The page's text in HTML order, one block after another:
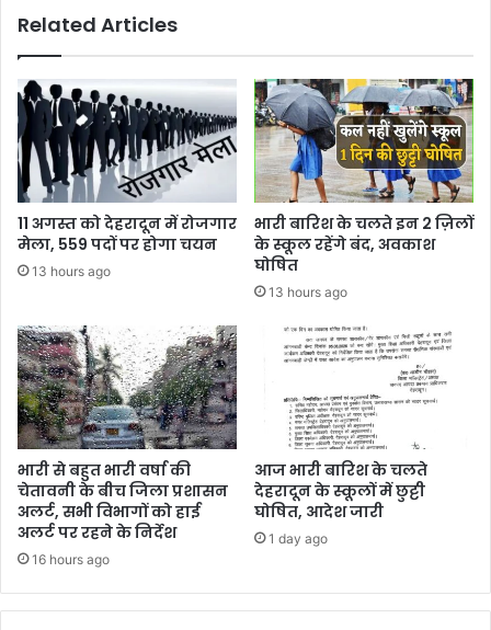
Related Articles
11 अगस्त को देहरादून में रोजगार
मेला, 559 पदों पर होगा चयन
13 hours ago
भारी बारिश के चलते इन 2 ज़िलों
के स्कूल रहेंगे बंद, अवकाश
घोषित
13 hours ago
भारी से बहुत भारी वर्षा की
चेतावनी के बीच जिला प्रशासन
अलर्ट, सभी विभागों को हाई
अलर्ट पर रहने के निर्देश
16 hours ago
आज भारी बारिश के चलते
देहरादून के स्कूलों में छुट्टी
घोषित, आदेश जारी
1 day ago